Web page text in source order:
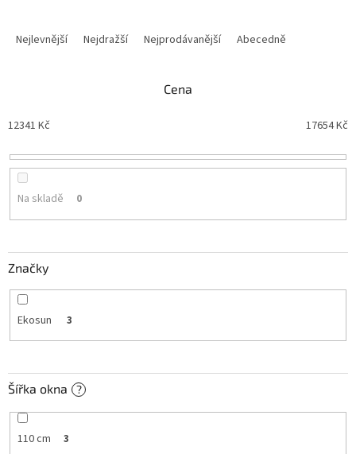
p
o
ů
Nejlevnější Nejdražší Nejprodávanější Abecedně
Cena
12341 Kč 17654Kč
Na skladě 0
Značky
Ekosun 3
Šířka okna ?
110 cm 3